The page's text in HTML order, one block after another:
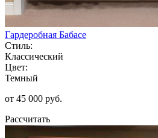
Гардеробная Бабасе
Стиль:
Классический
Цвет:
Темный
от 45 000 руб.
Рассчитать